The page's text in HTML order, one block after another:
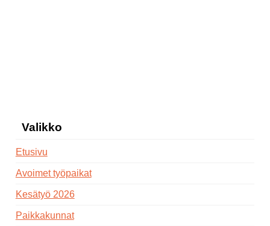
Valikko
Etusivu
Avoimet työpaikat
Kesätyö 2026
Paikkakunnat